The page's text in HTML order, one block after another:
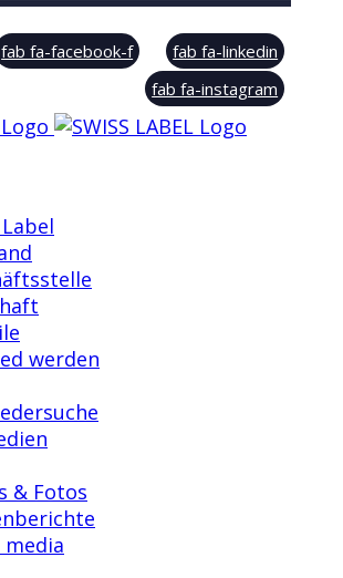
All rights reserved
fab fa-facebook-f
fab fa-linkedin
fab fa-instagram
werden
& Fotos
media